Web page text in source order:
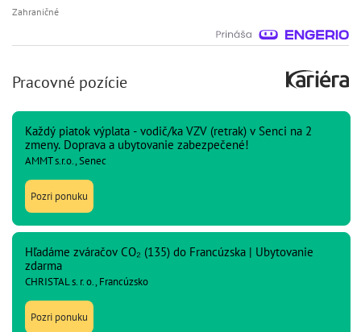
Zahraničné
Pracovné pozície
Každý piatok výplata - vodič/ka VZV (retrak) v Senci na 2
zmeny. Doprava a ubytovanie zabezpečené!
AMMT s.r.o., Senec
Pozri ponuku
Hľadáme zváračov CO₂ (135) do Francúzska | Ubytovanie
zdarma
CHRISTAL s. r. o., Francúzsko
Pozri ponuku